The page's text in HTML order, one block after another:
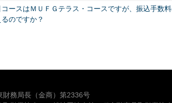
ースはＭＵＦＧテラス・コースですが、振込手数
のですか？
務局長（金商）第2336号